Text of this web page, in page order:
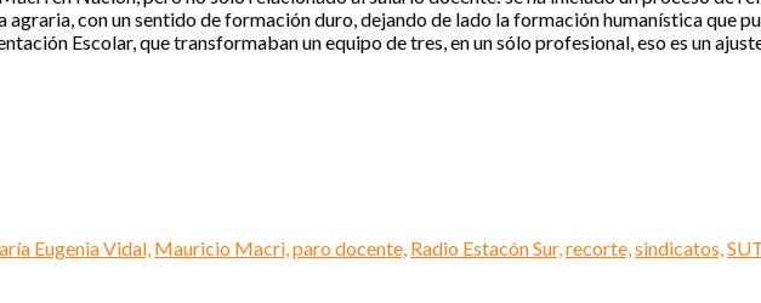
con un sentido de formación duro, dejando de lado la formación humanística que
Escolar, que transformaban un equipo de tres, en un sólo profesional, eso es un
Eugenia Vidal, Mauricio Macri, paro docente, Radio Estacón Sur, recorte, sindicatos,